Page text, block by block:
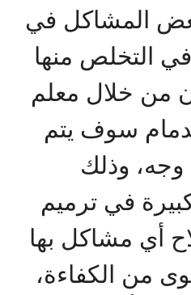
المشاكل في
التخلص منها
من خلال معلم
سوف يتم
وذلك
في ترميم
أي مشاكل بها
من الكفاءة،